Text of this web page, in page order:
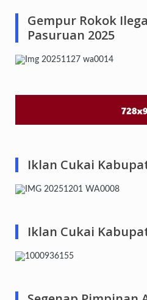
Gempur Rokok
Pasuruan 2025
Iklan Cukai
Iklan Cukai